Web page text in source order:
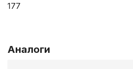
177
Аналоги